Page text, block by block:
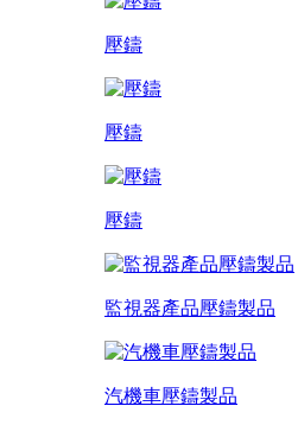
壓鑄
壓鑄
壓鑄
監視器產品壓鑄製品
汽機車壓鑄製品